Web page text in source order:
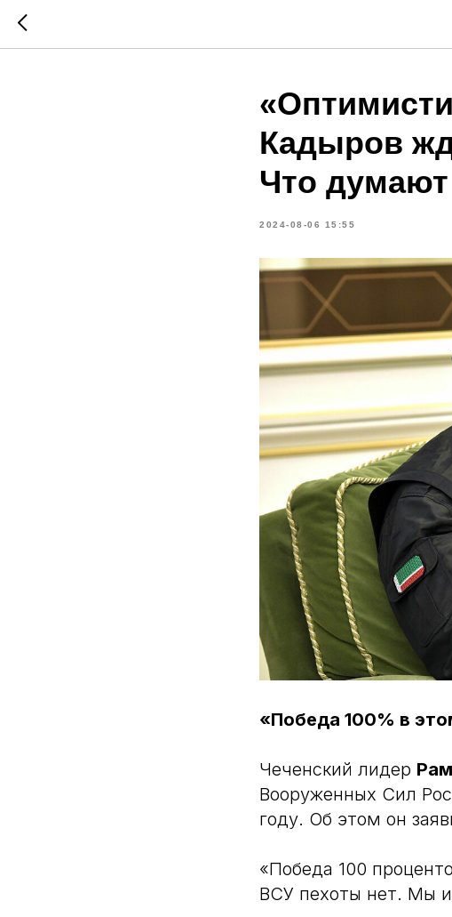
Кадыров
Что
2024-08-06 15:55
«Победа 100% в
Чеченский лидер
Вооруженных Сил
году. Об этом он
«Победа 100
ВСУ пехоты нет. Мы